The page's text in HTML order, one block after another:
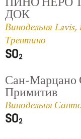
ДОК
Винодельня Lavis,
Трентино
Сан-Марцано
Примитив
Винодельня